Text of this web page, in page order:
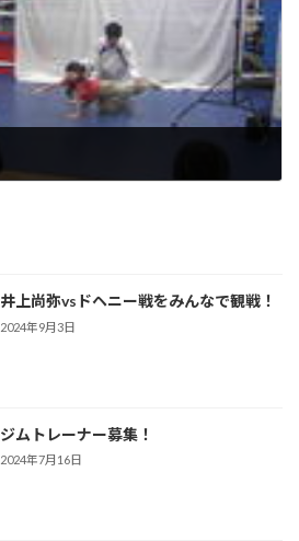
井上尚弥vsドヘニー戦をみんなで観戦！
2024年9月3日
ジムトレーナー募集！
2024年7月16日